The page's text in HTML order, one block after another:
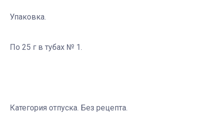
Упаковка.
По 25 г в тубах № 1.
Категория отпуска. Без рецепта.